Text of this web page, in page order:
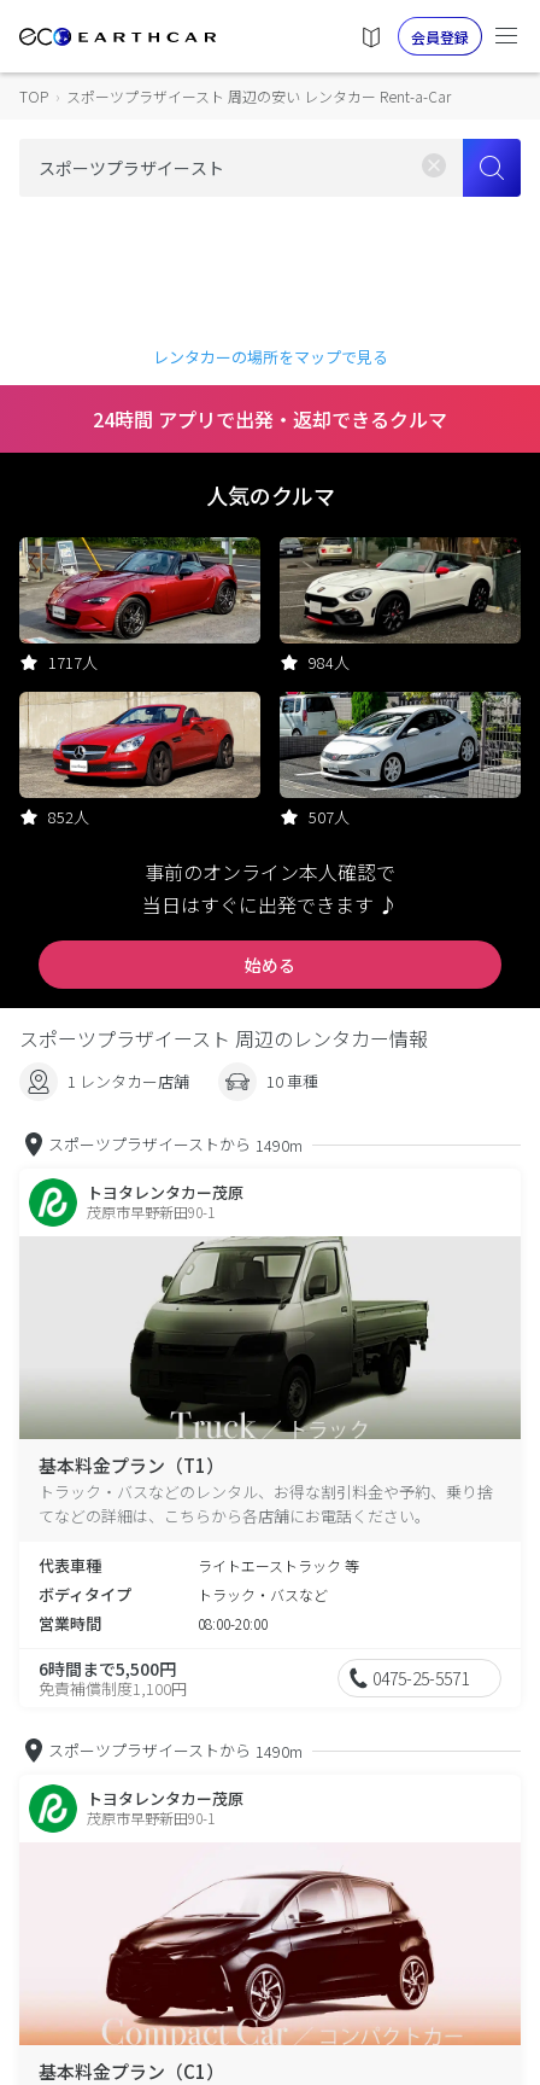
会員登録
TOP › スポーツプラザイースト 周辺の安い レンタカー Rent-a-Car
レンタカーの場所をマップで見る
24時間 アプリで出発・返却できるクルマ
人気のクルマ
1717人 984人
852人 507人
事前のオンライン本人確認で
当日はすぐに出発できます ♪
始める
スポーツプラザイースト 周辺のレンタカー情報
1 レンタカー店舗 10 車種
スポーツプラザイーストから 1490m
トヨタレンタカー茂原
茂原市早野新田90-1
基本料金プラン（T1）
トラック・バスなどのレンタル、お得な割引料金や予約、乗り捨
てなどの詳細は、こちらから各店舗にお電話ください。
代表車種 ライトエーストラック 等
ボディタイプ トラック・バスなど
営業時間 08:00-20:00
6時間まで5,500円
免責補償制度1,100円 0475-25-5571
スポーツプラザイーストから 1490m
トヨタレンタカー茂原
茂原市早野新田90-1
基本料金プラン（C1）